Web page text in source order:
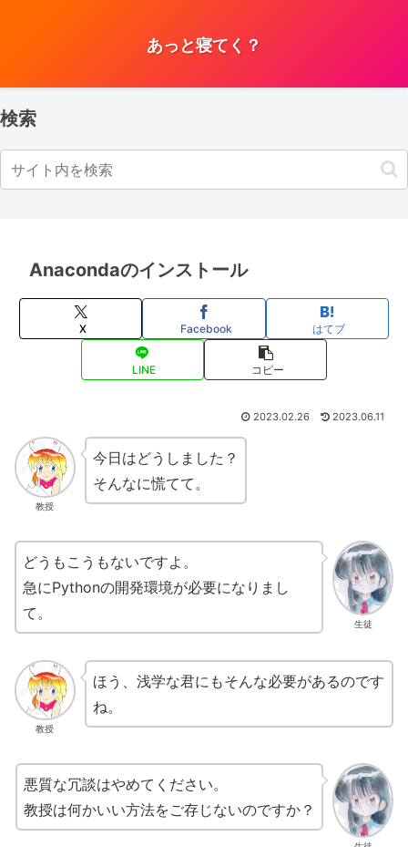
あっと寝てく？
検索
Anacondaのインストール
X Facebook はてブ
LINE コピー
2023.02.26 2023.06.11
教授
今日はどうしました？
そんなに慌てて。
生徒
どうもこうもないですよ。
急にPythonの開発環境が必要になりまし
て。
教授
ほう、浅学な君にもそんな必要があるのです
ね。
悪質な冗談はやめてください。
教授は何かいい方法をご存じないのですか？